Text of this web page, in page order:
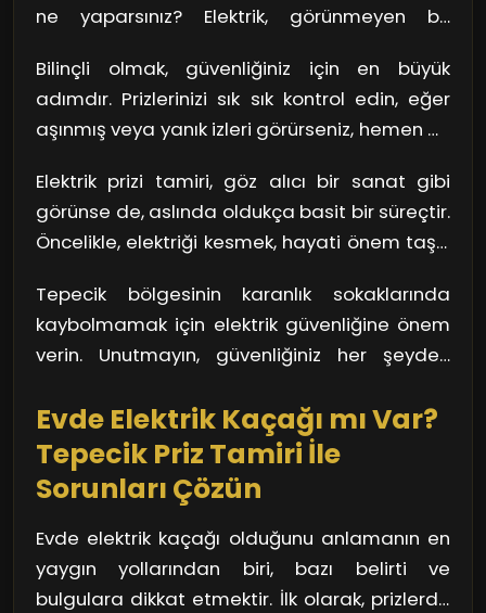
ne yaparsınız? Elektrik, görünmeyen bir
kısa sürede ciddi sonuçlar doğurabilir. Elektrik
prizi tamiri, bu tür risklerin önüne geçmenizi
sağlar. Prizlerdeki gevşek bağlantılar, kısa
devre durumları yaratabilir ve bunlar,
yangınla bile sonuçlanabilir!
Bilinçli olmak, güvenliğiniz için en büyük
adımdır. Prizlerinizi sık sık kontrol edin, eğer
aşınmış veya yanık izleri görürseniz, hemen bir
tamir etmeye kalkışmak, alabileceğiniz en
büyük risklerden biri! Unutmayın, profesyonel
yardım almak hem sizin hem de
sevdiklerinizin güvenliğini sağlar.
Elektrik prizi tamiri, göz alıcı bir sanat gibi
görünse de, aslında oldukça basit bir süreçtir.
Öncelikle, elektriği kesmek, hayati önem taşır.
incelenir. Eğer sorun tespit edildiyse, yeni bir
prizle değiştirmek gerekebilir. Her şeyin doğru
yapıldığından emin olmalısınız.
Tepecik bölgesinin karanlık sokaklarında
kaybolmamak için elektrik güvenliğine önem
verin. Unutmayın, güvenliğiniz her şeyden
Evde Elektrik Kaçağı mı Var?
Tepecik Priz Tamiri İle
Sorunları Çözün
Evde elektrik kaçağı olduğunu anlamanın en
yaygın yollarından biri, bazı belirti ve
bulgulara dikkat etmektir. İlk olarak, prizlerde